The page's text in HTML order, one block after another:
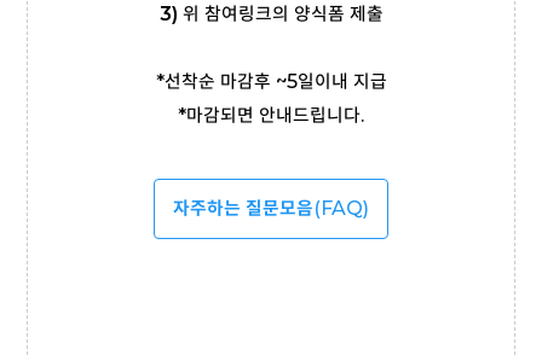
3) 위 참여링크의 양식폼 제출
*선착순 마감후 ~5일이내 지급
*마감되면 안내드립니다.
자주하는 질문모음(FAQ)